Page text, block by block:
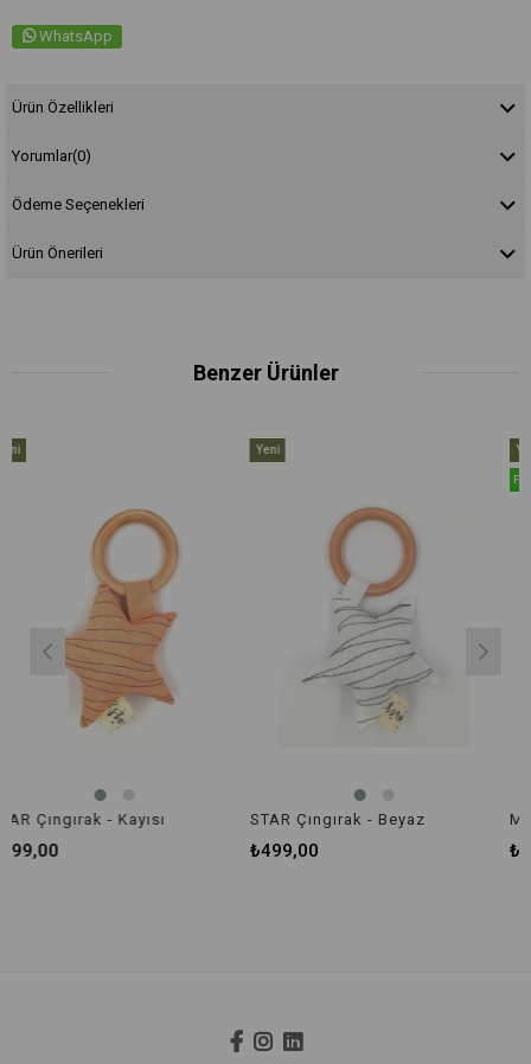
WhatsApp
Ürün Özellikleri
Yorumlar(0)
Ödeme Seçenekleri
Ürün Önerileri
Benzer Ürünler
- Kayısı STAR Çıngırak - Beyaz MOON